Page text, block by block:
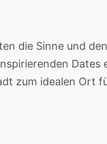
die Sinne und
Dates
zum idealen Ort